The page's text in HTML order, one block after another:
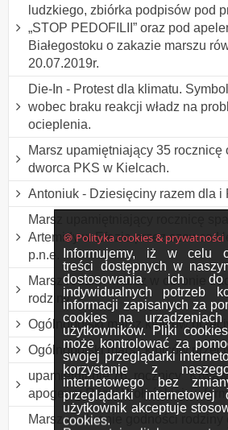
🍪 Polityka cookies & prywatności
Informujemy, iż w celu
treści dostępnych w
dostosowania ich
indywidualnych potrzeb
informacji zapisanych za
cookies na urządzeniach
użytkowników. Pliki
może kontrolować za
swojej przeglądarki
korzystanie z
internetowego bez
przeglądarki internetowej
użytkownik akceptuje
cookies.
ludzkiego, zbiórka podpisów pod
„STOP PEDOFILII” oraz pod
Białegostoku o zakazie marszu
20.07.2019r.
Die-In - Protest dla klimatu.
wobec braku reakcji władz na
ocieplenia.
Marsz upamiętniający 35
dworca PKS w Kielcach.
Antoniuk - Dziesięciny razem dla i
Marsz upamiętniający rocznicę
Artemidy w Efezie przez szewca
p.n.e.
Marsz rodzin - marsz w obronie
rodziny
Ogólnopolski marsz kibiców
Ogólnopolski marsz kibiców
upamiętnienie 76. rocznicy
apogeum Rzezi Wołyńskiej, w
Marsz w obronie godności rodziny